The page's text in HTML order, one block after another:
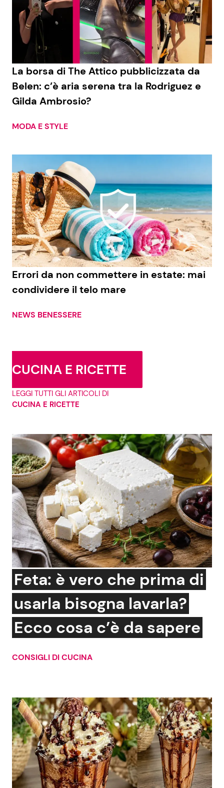
La borsa di The Attico pubblicizzata da
Belen: c’è aria serena tra la Rodriguez e
Gilda Ambrosio?
MODA E STYLE
Errori da non commettere in estate: mai
condividere il telo mare
NEWS BENESSERE
CUCINA E RICETTE
LEGGI TUTTI GLI ARTICOLI DI
CUCINA E RICETTE
Feta: è vero che prima di
usarla bisogna lavarla?
Ecco cosa c’è da sapere
CONSIGLI DI CUCINA